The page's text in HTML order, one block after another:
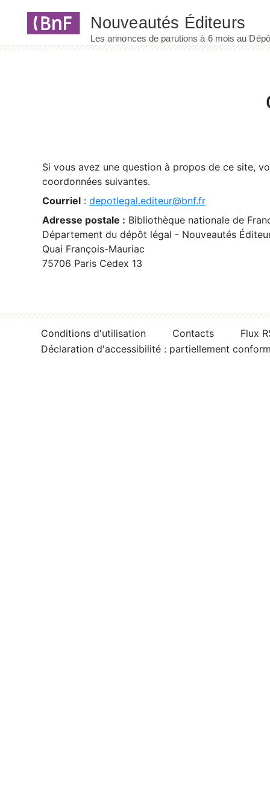
Si vous avez une question à propos de ce site,
coordonnées suivantes.
Courriel : depotlegal.editeur@bnf.fr
Adresse postale : Bibliothèque nationale de
Département du dépôt légal - Nouveautés
Quai François-Mauriac
75706 Paris Cedex 13
Conditions d'utilisation Contacts
Flux
Déclaration d'accessibilité : partiellement